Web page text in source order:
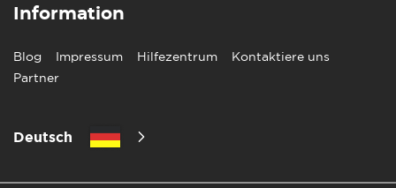
Information
Blog Impressum Hilfezentrum
Kontaktiere uns
Partner
Deutsch